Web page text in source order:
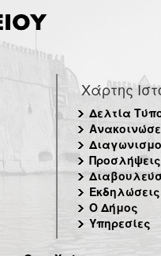
Χάρτης
Δελτία
Προσλήψεις
Εκδηλώσεις
Ο Δήμος
Υπηρεσίες